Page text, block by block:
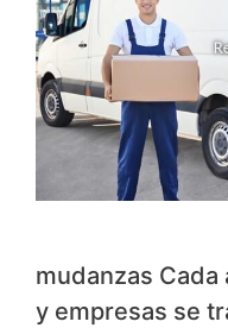
mudanzas Cada
y empresas se